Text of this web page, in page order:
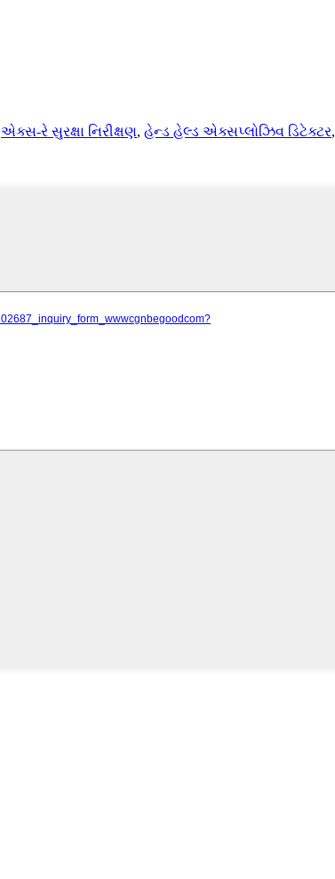
એક્સ-રે સુરક્ષા નિરીક્ષણ, હેન્ડ હેલ્ડ એક્સપ્લોઝિવ ડિટેક્ટર,